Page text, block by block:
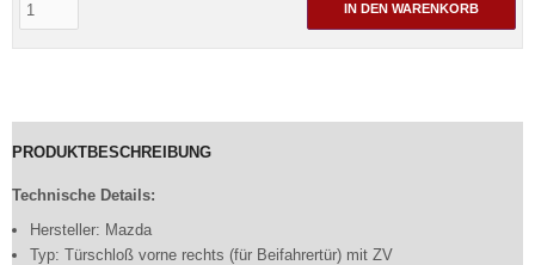
IN DEN WARENKORB
PRODUKTBESCHREIBUNG
Technische Details:
Hersteller: Mazda
Typ: Türschloß vorne rechts (für Beifahrertür) mit ZV